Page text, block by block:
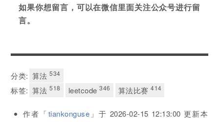
如果你想留言，可以在微信里面关注公众号进行留
言。
分类: 算法534
标签: 算法518 leetcode346 算法比赛414
作者「tiankonguse 」于 2026-02-15 12:13:00 更新本